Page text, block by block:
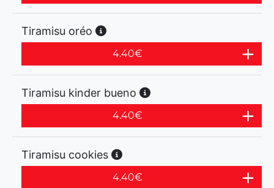
Tiramisu oréo
4.40€
Tiramisu kinder bueno
4.40€
Tiramisu cookies
4.40€